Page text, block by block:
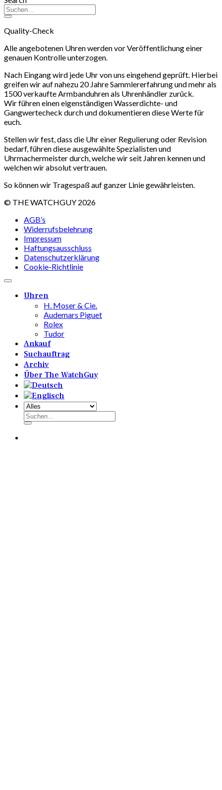
Quality-Check
Alle angebotenen Uhren werden vor Veröffentlichung einer
genauen Kontrolle unterzogen.
Nach Eingang wird jede Uhr von uns eingehend geprüft. Hierbei
greifen wir auf nahezu 20 Jahre Sammlererfahrung und mehr als
1500 verkaufte Armbanduhren als Uhrenhändler zurück.
Wir führen einen eigenständigen Wasserdichte- und
Gangwertecheck durch und dokumentieren diese Werte für
euch.
Stellen wir fest, dass die Uhr einer Regulierung oder Revision
bedarf, führen diese ausgewählte Spezialisten und
Uhrmachermeister durch, welche wir seit Jahren kennen und
welchen wir absolut vertrauen.
So können wir Tragespaß auf ganzer Linie gewährleisten.
© THE WATCHGUY 2026
AGB’s
Widerrufsbelehrung
Impressum
Haftungsausschluss
Datenschutzerklärung
Cookie-Richtlinie
Uhren
H. Moser & Cie.
Audemars Piguet
Rolex
Tudor
Ankauf
Suchauftrag
Archiv
Über The WatchGuy
Suchen
nach: